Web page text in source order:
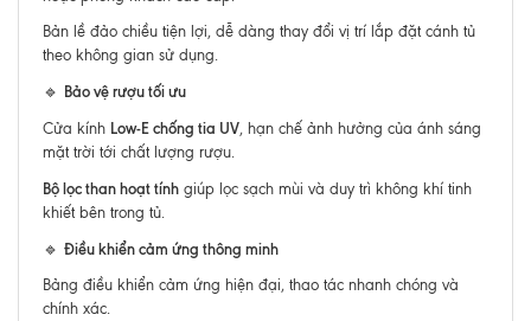
Bản lề đảo chiều tiện lợi, dễ dàng thay đổi vị trí lắp đặt cánh tủ
theo không gian sử dụng.
🔹 Bảo vệ rượu tối ưu
Cửa kính Low-E chống tia UV, hạn chế ảnh hưởng của ánh sáng
mặt trời tới chất lượng rượu.
Bộ lọc than hoạt tính giúp lọc sạch mùi và duy trì không khí tinh
khiết bên trong tủ.
🔹 Điều khiển cảm ứng thông minh
Bảng điều khiển cảm ứng hiện đại, thao tác nhanh chóng và
chính xác.